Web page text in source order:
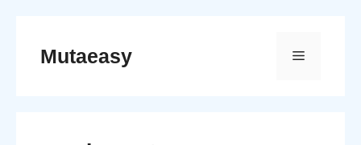
contentMutaeasy Menu